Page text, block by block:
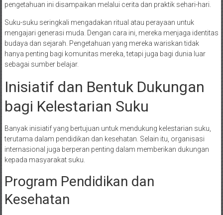
pengetahuan ini disampaikan melalui cerita dan praktik sehari-hari.
Suku-suku seringkali mengadakan ritual atau perayaan untuk
mengajari generasi muda. Dengan cara ini, mereka menjaga identitas
budaya dan sejarah. Pengetahuan yang mereka wariskan tidak
hanya penting bagi komunitas mereka, tetapi juga bagi dunia luar
sebagai sumber belajar.
Inisiatif dan Bentuk Dukungan
bagi Kelestarian Suku
Banyak inisiatif yang bertujuan untuk mendukung kelestarian suku,
terutama dalam pendidikan dan kesehatan. Selain itu, organisasi
internasional juga berperan penting dalam memberikan dukungan
kepada masyarakat suku.
Program Pendidikan dan
Kesehatan